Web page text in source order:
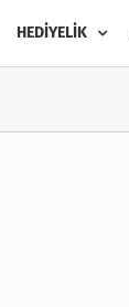
HEDİYELİK